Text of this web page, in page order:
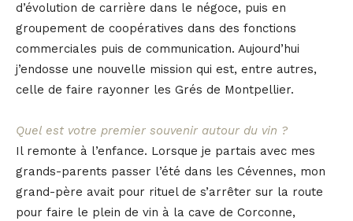
d’évolution de carrière dans le négoce, puis en
groupement de coopératives dans des fonctions
commerciales puis de communication. Aujourd’hui
j’endosse une nouvelle mission qui est, entre autres,
celle de faire rayonner les Grés de Montpellier.
Quel est votre premier souvenir autour du vin ?
Il remonte à l’enfance. Lorsque je partais avec mes
grands-parents passer l’été dans les Cévennes, mon
grand-père avait pour rituel de s’arrêter sur la route
pour faire le plein de vin à la cave de Corconne,